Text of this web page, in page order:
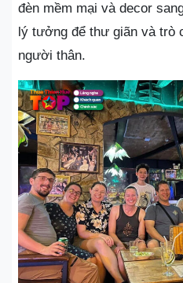
đèn mềm mại và decor
lý tưởng để thư giãn và trò
người thân.